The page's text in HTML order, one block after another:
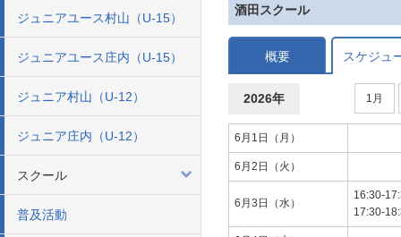
ジュニアユース村山（U-15）
ジュニアユース庄内（U-15）
ジュニア村山（U-12）
ジュニア庄内（U-12）
スクール
普及活動
酒田スクール
概要 スケジュ
2026年 1月
6月1日（月）
6月2日（火）
6月3日（水）
16:30-
17:30-